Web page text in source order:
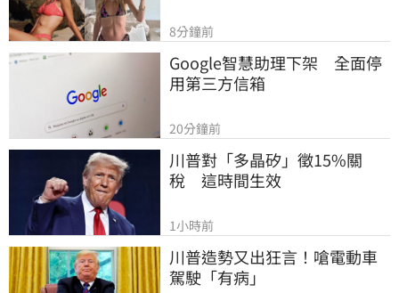
8分鐘前
Google智慧助理下架　全面停
用第三方信箱
20分鐘前
川普對「多晶矽」徵15%關
稅　這時間生效
1小時前
川普造勢又出狂言！嗆電動車
駕駛「有病」